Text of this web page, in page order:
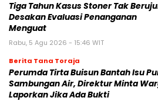
Tiga Tahun Kasus Stoner Tak
Desakan Evaluasi Penanganan
Menguat
Rabu, 5 Agu 2026 - 15:46 WIT
Berita Tana Toraja
Perumda Tirta Buisun Bantah Isu
Sambungan Air, Direktur Minta
Laporkan Jika Ada Bukti